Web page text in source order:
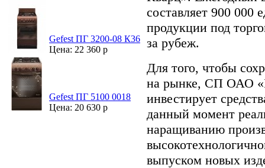
Gefest ПГ 3200-08 К36
Цена: 22 360 р
Gefest ПГ 5100 0018
Цена: 20 630 р
составляет 900 000
продукции под
за рубеж.
Для того, чтобы
на рынке, СП ОАО
инвестирует
данный момент
наращиванию
выпуском новых